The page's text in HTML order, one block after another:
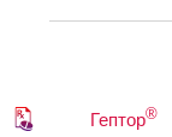
Гептор®